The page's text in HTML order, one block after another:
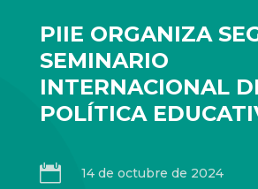
PIIE ORGANIZA
SEMINARIO
INTERNACIONAL
POLÍTICA
 14 de octubre de 2024